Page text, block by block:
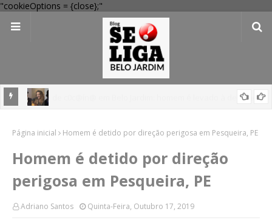
"cookieOptions = {close};"
Maria Rita e mais em Arcoverde; veja programação
Página inicial Homem é detido por direção perigosa em Pesqueira, PE
Homem é detido por direção
perigosa em Pesqueira, PE
Adriano Santos Quinta-Feira, Outubro 17, 2019